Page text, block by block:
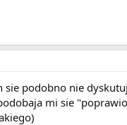
sie podobno nie
mi sie